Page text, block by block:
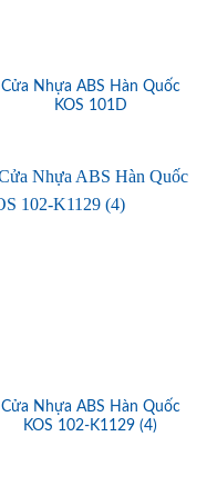
Cửa Nhựa ABS Hàn Quốc
KOS 101D
Cửa Nhựa ABS Hàn Quốc
KOS 102-K1129 (4)